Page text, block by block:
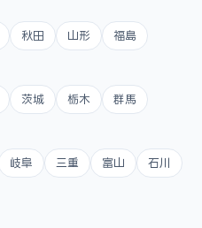
秋田 山形 福島
茨城 栃木 群馬
岐阜 三重 富山 石川